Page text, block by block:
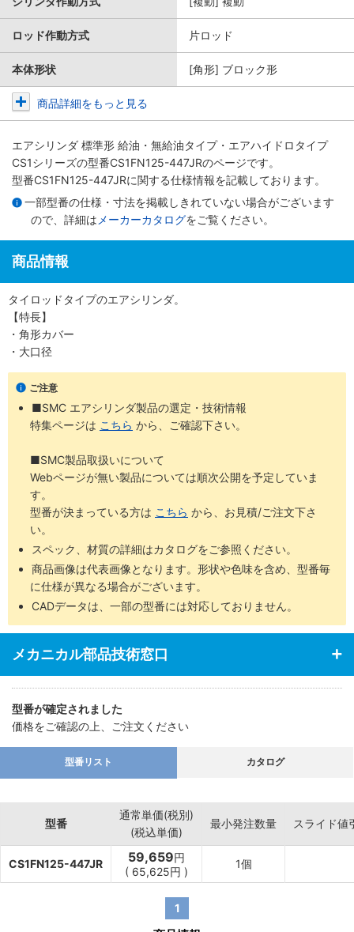
ロッド作動方式 片ロッド
本体形状 [角形] ブロック形
商品詳細をもっと見る
エアシリンダ 標準形 給油・無給油タイプ・エアハイドロタイプ
CS1シリーズの型番CS1FN125-447JRのページです。
型番CS1FN125-447JRに関する仕様情報を記載しております。
一部型番の仕様・寸法を掲載しきれていない場合がございます
ので、詳細は メーカーカタログをご覧ください。
商品情報
タイロッドタイプのエアシリンダ。
【特長】
・角形カバー
・大口径
ご注意
■SMC エアシリンダ製品の選定・技術情報
特集ページは こちら から、ご確認下さい。
■SMC製品取扱いについて
Webページが無い製品については順次公開を予定していま
す。
型番が決まっている方は こちら から、お見積/ご注文下さ
い。
スペック、材質の詳細はカタログをご参照ください。
商品画像は代表画像となります。形状や色味を含め、型番毎
に仕様が異なる場合がございます。
CADデータは、一部の型番には対応しておりません。
メカニカル部品技術窓口
型番が確定されました
価格をご確認の上、ご注文ください
型番リスト カタログ
型番
通常単価(税別)
(税込単価)
最小発注数量 スライド値
CS1FN125-447JR 59,659円
( 65,625円 )
1個
1